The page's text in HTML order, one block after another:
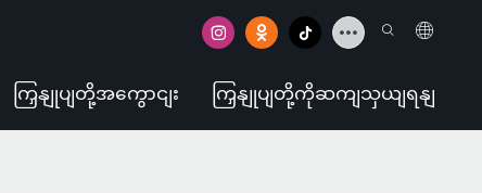
ကြှနျုပျတို့အကွောငျး ကြှနျုပျတို့ကိုဆကျသှယျရနျ